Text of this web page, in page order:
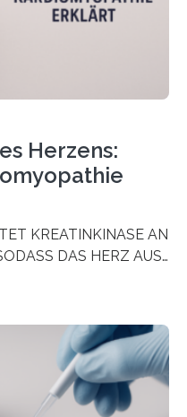
Herzens:
KREATINKINASE AN
DAS HERZ AUS
Herzinsuffizienz
Energietransport bei
(HCM) versagen
der
Stresses